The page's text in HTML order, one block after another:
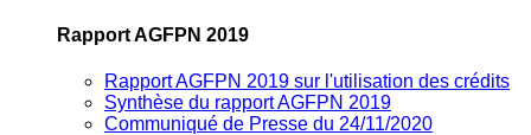
Rapport AGFPN 2019
Rapport AGFPN 2019 sur l'utilisation des crédits
Synthèse du rapport AGFPN 2019
Communiqué de Presse du 24/11/2020